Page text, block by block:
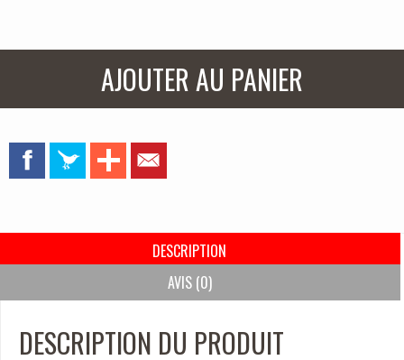
AJOUTER AU PANIER
DESCRIPTION
AVIS (0)
DESCRIPTION DU PRODUIT